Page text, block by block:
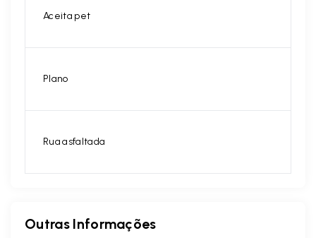
Aceita pet
Plano
Rua asfaltada
Outras Informações